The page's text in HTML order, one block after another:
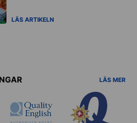
LÄS ARTIKELN
LÄS MER